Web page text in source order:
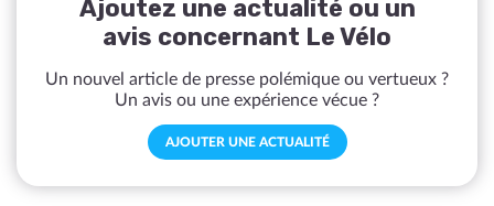
Ajoutez une actualité ou un
avis concernant Le Vélo
Un nouvel article de presse polémique ou vertueux ?
Un avis ou une expérience vécue ?
AJOUTER UNE ACTUALITÉ